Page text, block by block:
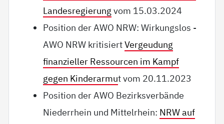
Landesregierung vom 15.03.2024
Position der AWO NRW: Wirkungslos -
AWO NRW kritisiertVergeudung
finanzieller Ressourcen im Kampf
gegen Kinderarmut vom 20.11.2023
Position der AWO Bezirksverbände
Niederrhein und Mittelrhein: NRW auf